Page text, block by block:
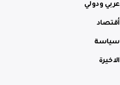
عربي ودولي
أقتصاد
سياسة
الاخيرة